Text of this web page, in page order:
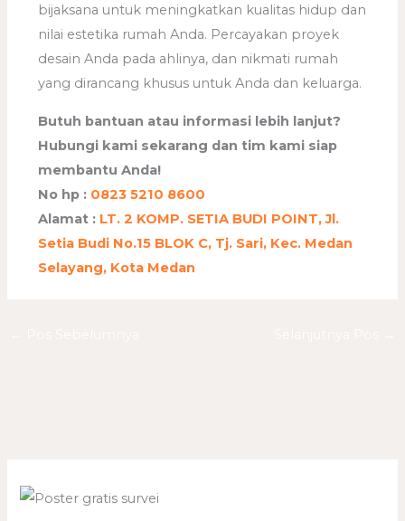
bijaksana untuk meningkatkan kualitas hidup dan
nilai estetika rumah Anda. Percayakan proyek
desain Anda pada ahlinya, dan nikmati rumah
yang dirancang khusus untuk Anda dan keluarga.
Butuh bantuan atau informasi lebih lanjut?
Hubungi kami sekarang dan tim kami siap
membantu Anda!
No hp : 0823 5210 8600
Alamat : LT. 2 KOMP. SETIA BUDI POINT, Jl.
Setia Budi No.15 BLOK C, Tj. Sari, Kec. Medan
Selayang, Kota Medan